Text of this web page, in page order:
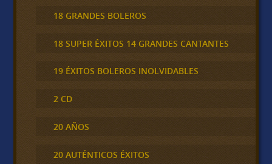
18 GRANDES BOLEROS
18 SUPER ÉXITOS 14 GRANDES CANTANTES
19 ÉXITOS BOLEROS INOLVIDABLES
2 CD
20 AÑOS
20 AUTÉNTICOS ÉXITOS